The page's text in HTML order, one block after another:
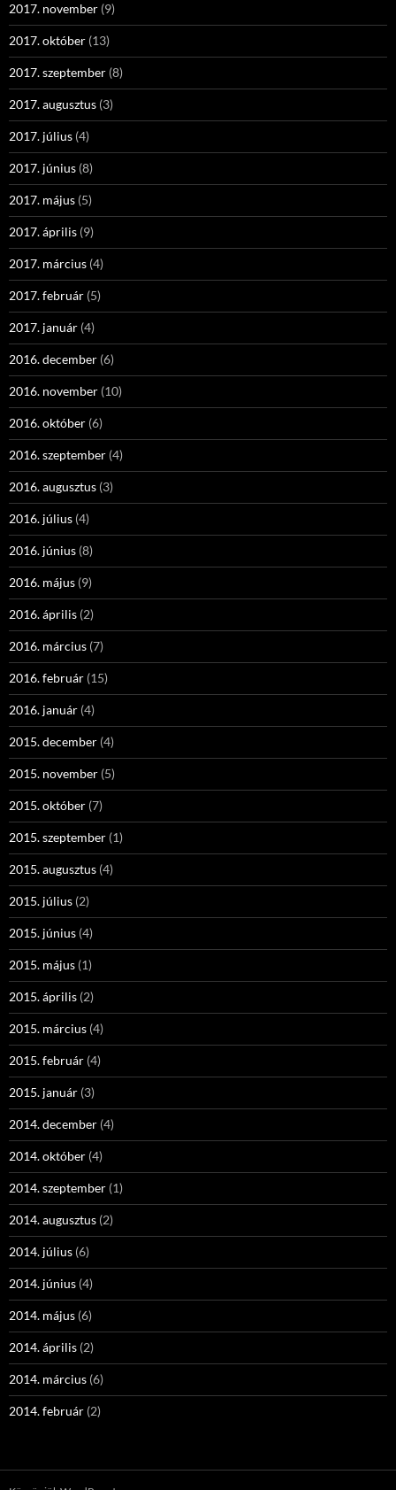
2017. november (9)
2017. október (13)
2017. szeptember (8)
2017. augusztus (3)
2017. július (4)
2017. június (8)
2017. május (5)
2017. április (9)
2017. március (4)
2017. február (5)
2017. január (4)
2016. december (6)
2016. november (10)
2016. október (6)
2016. szeptember (4)
2016. augusztus (3)
2016. július (4)
2016. június (8)
2016. május (9)
2016. április (2)
2016. március (7)
2016. február (15)
2016. január (4)
2015. december (4)
2015. november (5)
2015. október (7)
2015. szeptember (1)
2015. augusztus (4)
2015. július (2)
2015. június (4)
2015. május (1)
2015. április (2)
2015. március (4)
2015. február (4)
2015. január (3)
2014. december (4)
2014. október (4)
2014. szeptember (1)
2014. augusztus (2)
2014. július (6)
2014. június (4)
2014. május (6)
2014. április (2)
2014. március (6)
2014. február (2)